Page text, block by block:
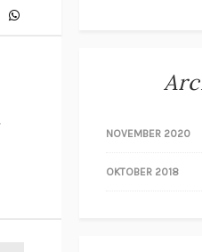
NOVEMBER 2020
OKTOBER 2018